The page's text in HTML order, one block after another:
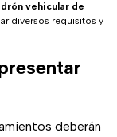
vehicular de
diversos requisitos y
deberán